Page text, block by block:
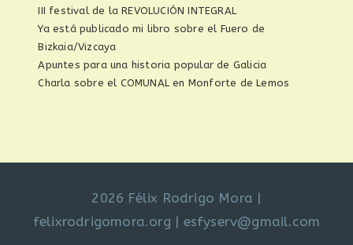
III festival de la REVOLUCIÓN INTEGRAL
Ya está publicado mi libro sobre el Fuero de
Bizkaia/Vizcaya
Apuntes para una historia popular de Galicia
Charla sobre el COMUNAL en Monforte de Lemos
2026 Félix Rodrigo Mora |
felixrodrigomora.org | esfyserv@gmail.com